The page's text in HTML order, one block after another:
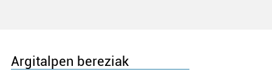
Argitalpen bereziak